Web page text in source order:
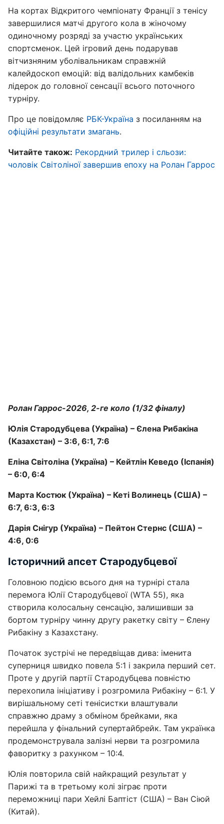
На кортах Відкритого чемпіонату Франції з тенісу
завершилися матчі другого кола в жіночому
одиночному розряді за участю українських
спортсменок. Цей ігровий день подарував
вітчизняним уболівальникам справжній
калейдоскоп емоцій: від валідольних камбеків
лідерок до головної сенсації всього поточного
турніру.
Про це повідомляє РБК-Україна з посиланням на
офіційні результати змагань.
Читайте також: Рекордний трилер і сльози:
чоловік Світоліної завершив епоху на Ролан Гаррос
Ролан Гаррос-2026, 2-ге коло (1/32 фіналу)
Юлія Стародубцева (Україна) – Єлена Рибакіна
(Казахстан) – 3:6, 6:1, 7:6
Еліна Світоліна (Україна) – Кейтлін Кеведо (Іспанія)
– 6:0, 6:4
Марта Костюк (Україна) – Кеті Волинець (США) –
6:7, 6:3, 6:3
Дарія Снігур (Україна) – Пейтон Стернс (США) –
4:6, 0:6
Історичний апсет Стародубцевої
Головною подією всього дня на турнірі стала
перемога Юлії Стародубцевої (WTA 55), яка
створила колосальну сенсацію, залишивши за
бортом турніру чинну другу ракетку світу – Єлену
Рибакіну з Казахстану.
Початок зустрічі не передвіщав дива: іменита
суперниця швидко повела 5:1 і закрила перший сет.
Проте у другій партії Стародубцева повністю
перехопила ініціативу і розгромила Рибакіну – 6:1. У
вирішальному сеті тенісистки влаштували
справжню драму з обміном брейками, яка
перейшла у фінальний супертайбрейк. Там українка
продемонструвала залізні нерви та розгромила
фаворитку з рахунком – 10:4.
Юлія повторила свій найкращий результат у
Парижі та в третьому колі зіграє проти
переможниці пари Хейлі Баптіст (США) – Ван Сіюй
(Китай).